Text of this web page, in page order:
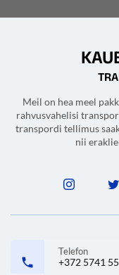
Meil on hea meel
rahvusvahelisi
transpordi tellimus
nii
Telefon
+372 5741